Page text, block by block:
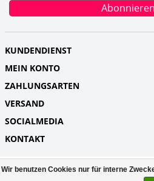
Abonnieren
KUNDENDIENST
MEIN KONTO
ZAHLUNGSARTEN
VERSAND
SOCIALMEDIA
KONTAKT
© Copyright 2026
Wir benutzen Cookies nur für interne